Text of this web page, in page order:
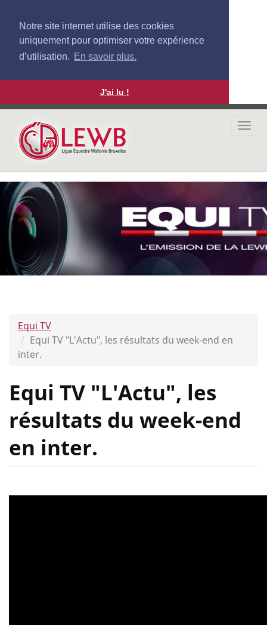
Notre site internet utilise des cookies
uniquement pour optimiser votre expérience
d’utilisation. En savoir plus.
J'ai lu !
Aller
contenu
principal
Equi TV
Equi TV "L'Actu", les résultats du week-end en
inter.
Equi TV "L'Actu", les
résultats du week-end
en inter.